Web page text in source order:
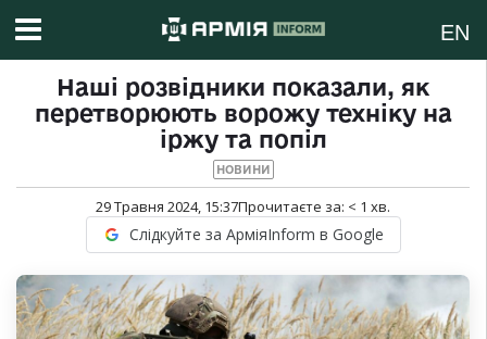
EN
Наші розвідники показали, як
перетворюють ворожу техніку на
іржу та попіл
НОВИНИ
29 Травня 2024, 15:37Прочитаєте за: < 1 хв.
Слідкуйте за АрміяInform в Google